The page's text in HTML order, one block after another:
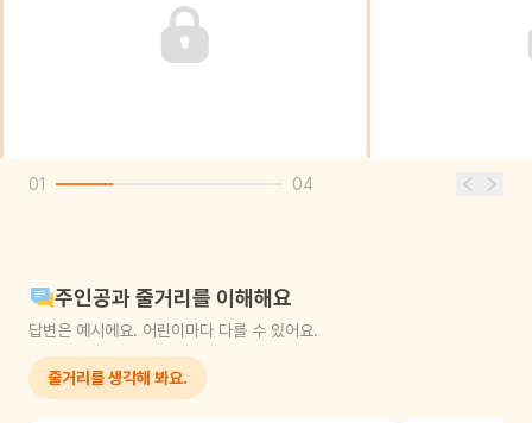
01 04
주인공과 줄거리를 이해해요
답변은 예시에요. 어린이마다 다를 수 있어요.
줄거리를 생각해 봐요.